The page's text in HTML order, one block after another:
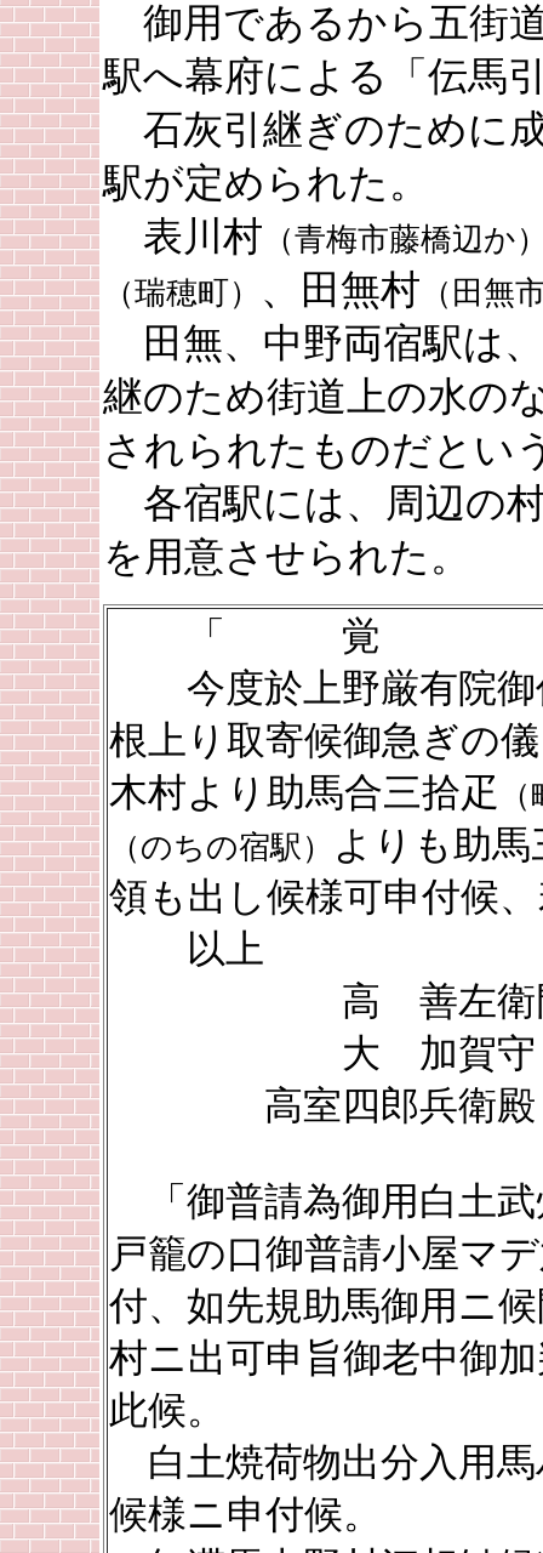
御用であるから五街
駅へ幕府による「伝馬
石灰引継ぎのために
駅が定められた。
表川村 （青梅市藤橋辺か
（瑞穂町） 、田無村 （田無
田無、中野両宿駅は
継のため街道上の水の
されられたものだとい
各宿駅には、周辺の
を用意させられた。
「 覚
今度於上野厳有院御
根上り取寄候御急ぎの
木村より助馬合三拾疋
（のちの宿駅）
よりも助
領も出し候様可申付候
以上
高 善左衛
大 加賀
高室四郎兵衛殿
「御普請為御用白土
戸籠の口御普請小屋マ
付、如先規助馬御用ニ
村ニ出可申旨御老中御
此候。
白土焼荷物出分入用
候様ニ申付候。